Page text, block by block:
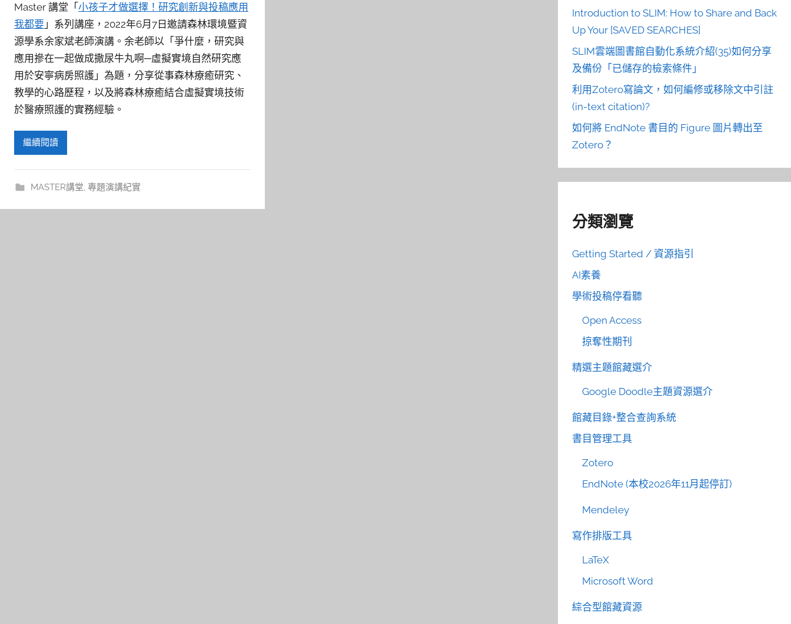
Master 講堂「小孩子才做選擇！研究創新與投稿應用
我都要 」系列講座，2022年6月7日邀請森林環境暨資
源學系余家斌老師演講。余老師以「爭什麼，研究與
應用摻在一起做成撒尿牛丸啊─虛擬實境自然研究應
用於安寧病房照護」為題，分享從事森林療癒研究、
教學的心路歷程，以及將森林療癒結合虛擬實境技術
於醫療照護的實務經驗。
繼續閱讀
MASTER講堂, 專題演講紀實
Introduction to SLIM: How to Share and Back
Up Your [SAVED SEARCHES]
SLIM雲端圖書館自動化系統介紹(35)如何分享
及備份「已儲存的檢索條件」
利用Zotero寫論文，如何編修或移除文中引註
(in-text citation)?
如何將 EndNote 書目的 Figure 圖片轉出至
Zotero？
分類瀏覽
Getting Started / 資源指引
AI素養
學術投稿停看聽
Open Access
掠奪性期刊
精選主題館藏選介
Google Doodle主題資源選介
館藏目錄+整合查詢系統
書目管理工具
Zotero
EndNote (本校2026年11月起停訂)
Mendeley
寫作排版工具
LaTeX
Microsoft Word
綜合型館藏資源